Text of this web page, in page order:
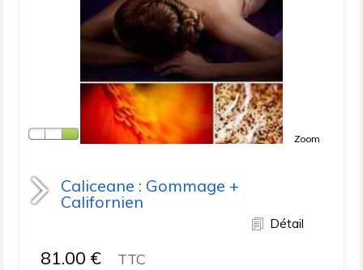
Zoom
Caliceane : Gommage +
Californien
Détail
81.00 € TTC